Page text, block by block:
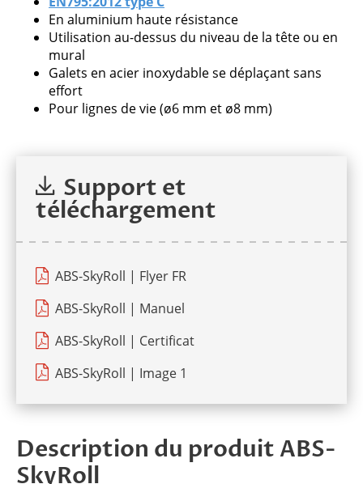
Veuillez
laisser
En aluminium haute résistance
Utilisation au-dessus du niveau de la tête ou en
mural
Galets en acier inoxydable se déplaçant sans
effort
Pour lignes de vie (ø6 mm et ø8 mm)
Support et
téléchargement
ABS-SkyRoll | Flyer FR
ABS-SkyRoll | Manuel
ABS-SkyRoll | Certificat
ABS-SkyRoll | Image 1
Description du produit ABS-
SkyRoll